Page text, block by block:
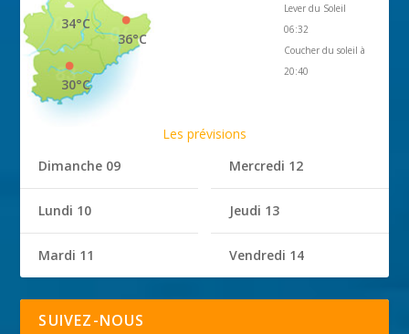
36°C
34°C
30°C
Lever du Soleil
06:32
Coucher du soleil à
20:40
Les prévisions
Dimanche 09
Lundi 10
Mardi 11
Mercredi 12
Jeudi 13
Vendredi 14
SUIVEZ-NOUS